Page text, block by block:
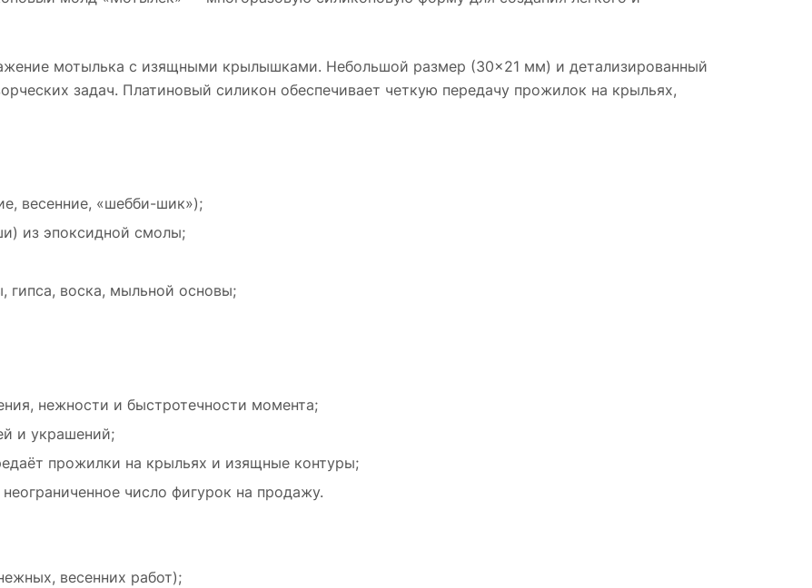
мотылька с изящными крылышками. Небольшой размер (30×21 мм) и детализированный
задач. Платиновый силикон обеспечивает четкую передачу прожилок на крыльях,
весенние, «шебби-шик»);
из эпоксидной смолы;
гипса, воска, мыльной основы;
нежности и быстротечности момента;
и украшений;
прожилки на крыльях и изящные контуры;
число фигурок на продажу.
весенних работ);